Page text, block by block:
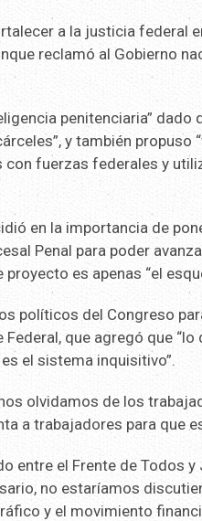
a la justicia federal
reclamó al Gobierno
penitenciaria” dado
y también propuso
con fuerzas federales y
en la importancia de
Penal para poder
es apenas “el
políticos del Congreso
que agregó que “lo
el sistema inquisitivo”.
olvidamos de los
a trabajadores para que
entre el Frente de Todos
no estaríamos
y el movimiento